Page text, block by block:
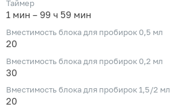
Таймер
1 мин – 99 ч 59 мин
Вместимость блока для пробирок 0,5 мл
20
Вместимость блока для пробирок 0,2 мл
30
Вместимость блока для пробирок 1,5/2 мл
20